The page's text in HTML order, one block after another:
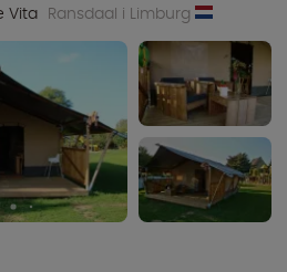
Vita Ransdaal i Limburg